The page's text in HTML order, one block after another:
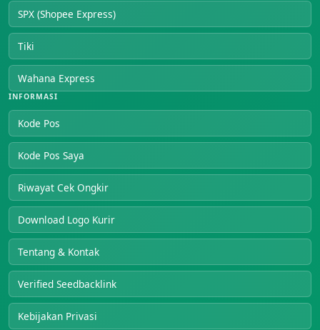
SPX (Shopee Express)
Tiki
Wahana Express
INFORMASI
Kode Pos
Kode Pos Saya
Riwayat Cek Ongkir
Download Logo Kurir
Tentang & Kontak
Verified Seedbacklink
Kebijakan Privasi